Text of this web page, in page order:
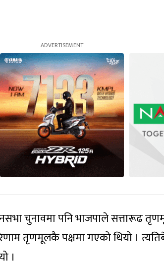
चुनावमा पनि भाजपाले सत्तारूढ
तृणमूलकै पक्षमा गएको थियो ।
।